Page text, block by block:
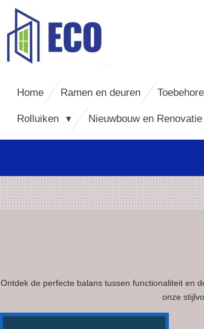
Home Ramen en deuren
Rolluiken Nieuwbouw en Renovatie
Ontdek de perfecte balans tussen functionaliteit en
onze